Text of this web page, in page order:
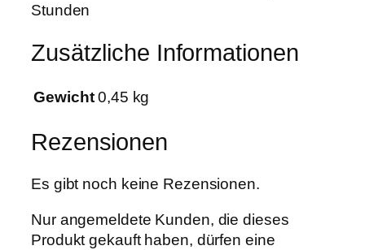
Stunden
Zusätzliche Informationen
Gewicht 0,45 kg
Rezensionen
Es gibt noch keine Rezensionen.
Nur angemeldete Kunden, die dieses
Produkt gekauft haben, dürfen eine